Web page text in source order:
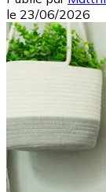
le 23/06/2026